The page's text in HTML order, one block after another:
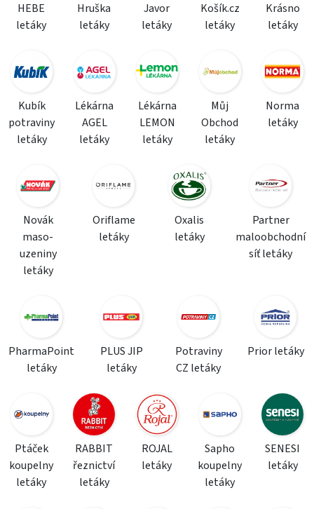
HEBE
letáky
Hruška
letáky
Javor
letáky
Košík.cz
letáky
Krásno
letáky
Kubík
potraviny
letáky
Lékárna
AGEL
letáky
Lékárna
LEMON
letáky
Můj
Obchod
letáky
Norma
letáky
Novák
maso-
uzeniny
letáky
Oriflame
letáky
Oxalis
letáky
Partner
maloobchodní
síť letáky
PharmaPoint
letáky
PLUS JIP
letáky
Potraviny
CZ letáky
Prior letáky
Ptáček
koupelny
letáky
RABBIT
řeznictví
letáky
ROJAL
letáky
Sapho
koupelny
letáky
SENESI
letáky